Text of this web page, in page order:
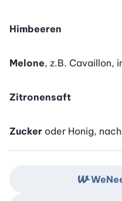
Himbeeren
Melone, z.B. Cavaillon,
Zitronensaft
Zucker oder Honig,